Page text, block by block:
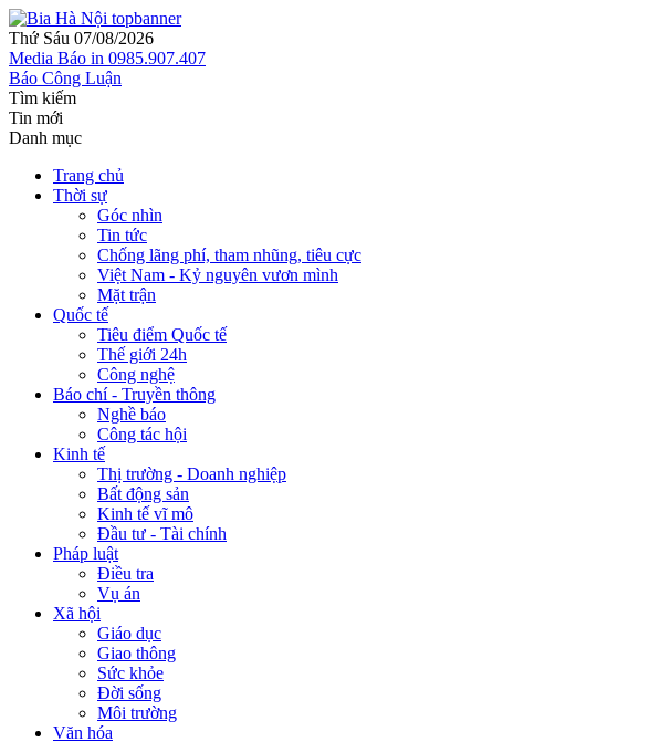
Thứ Sáu 07/08/2026
Media Báo in 0985.907.407
Báo Công Luận
Tìm kiếm
Tin mới
Danh mục
Trang chủ
Thời sự
Góc nhìn
Tin tức
Chống lãng phí, tham nhũng, tiêu cực
Việt Nam - Kỷ nguyên vươn mình
Mặt trận
Quốc tế
Tiêu điểm Quốc tế
Thế giới 24h
Công nghệ
Báo chí - Truyền thông
Nghề báo
Công tác hội
Kinh tế
Thị trường - Doanh nghiệp
Bất động sản
Kinh tế vĩ mô
Đầu tư - Tài chính
Pháp luật
Điều tra
Vụ án
Xã hội
Giáo dục
Giao thông
Sức khỏe
Đời sống
Môi trường
Văn hóa